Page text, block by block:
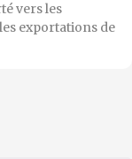
vers les
exportations de